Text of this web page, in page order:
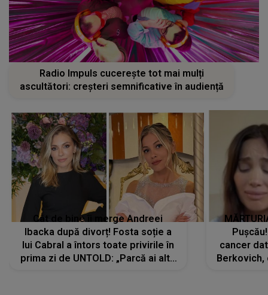
Radio Impuls cucerește tot mai mulți
ascultători: creșteri semnificative în audiență
Cât de bine îi merge Andreei
Ibacka după divorț! Fosta soție a
lui Cabral a întors toate privirile în
prima zi de UNTOLD: „Parcă ai altă
cancer
Berkovich,